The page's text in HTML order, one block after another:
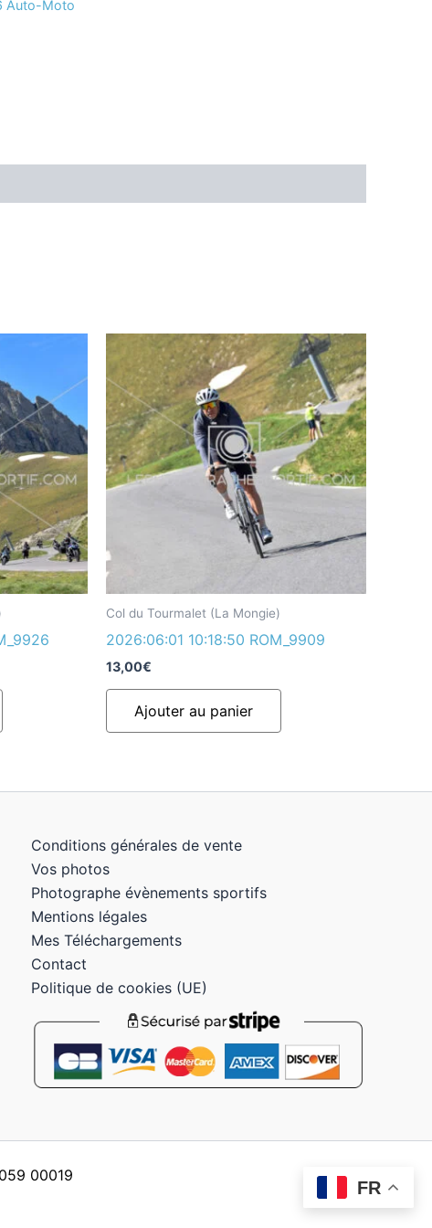
Auto-Moto
Col du Tourmalet (La Mongie)
2026:06:01 10:18:50 ROM_9909
13,00€
Ajouter au panier
Conditions générales de vente
Vos photos
Photographe évènements sportifs
Mentions légales
Mes Téléchargements
Contact
Politique de cookies (UE)
00019
FR